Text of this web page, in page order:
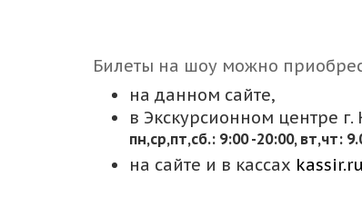
Билеты на шоу можно
на данном сайте,
в Экскурсионном центре
пн,cр,пт,сб.: 9:00 -20:00, вт,чт:
на сайте и в кассах kassir.ru